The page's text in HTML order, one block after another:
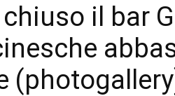
il bar